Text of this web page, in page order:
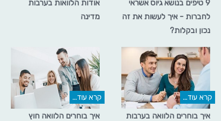
9 טיפים בנושא גיוס אשראי
לחברות - איך לעשות את זה
נכון ובקלות?
אודות הלוואות בערבות
מדינה
קרא עוד...
איך בוחרים הלוואה בערבות
קרא עוד...
איך בוחרים הלוואה חוץ